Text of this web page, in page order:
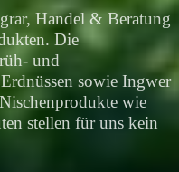
Handel & Beratung
Die
und
sowie Ingwer
wie
stellen für uns kein